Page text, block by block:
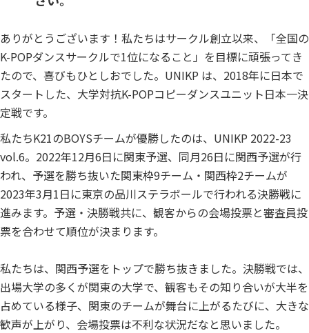
ありがとうございます！私たちはサークル創立以来、「全国の
K-POPダンスサークルで1位になること」を目標に頑張ってき
たので、喜びもひとしおでした。UNIKP は、2018年に日本で
スタートした、大学対抗K-POPコピーダンスユニット日本一決
定戦です。
私たちK21のBOYSチームが優勝したのは、UNIKP 2022-23
vol.6。2022年12月6日に関東予選、同月26日に関西予選が行
われ、予選を勝ち抜いた関東枠9チーム・関西枠2チームが
2023年3月1日に東京の品川ステラボールで行われる決勝戦に
進みます。予選・決勝戦共に、観客からの会場投票と審査員投
票を合わせて順位が決まります。
私たちは、関西予選をトップで勝ち抜きました。決勝戦では、
出場大学の多くが関東の大学で、観客もその知り合いが大半を
占めている様子、関東のチームが舞台に上がるたびに、大きな
歓声が上がり、会場投票は不利な状況だなと思いました。